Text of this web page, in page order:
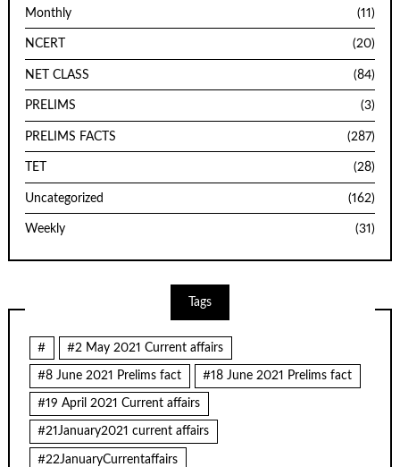
Monthly (11)
NCERT (20)
NET CLASS (84)
PRELIMS (3)
PRELIMS FACTS (287)
TET (28)
Uncategorized (162)
Weekly (31)
Tags
# #2 May 2021 Current affairs
#8 June 2021 Prelims fact #18 June 2021 Prelims fact
#19 April 2021 Current affairs
#21January2021 current affairs
#22JanuaryCurrentaffairs